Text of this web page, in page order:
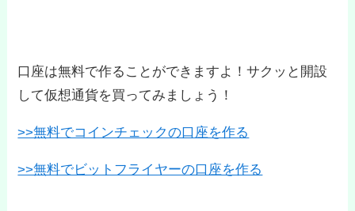
口座は無料で作ることができますよ！サクッと開設
して仮想通貨を買ってみましょう！
>>無料でコインチェックの口座を作る
>>無料でビットフライヤーの口座を作る